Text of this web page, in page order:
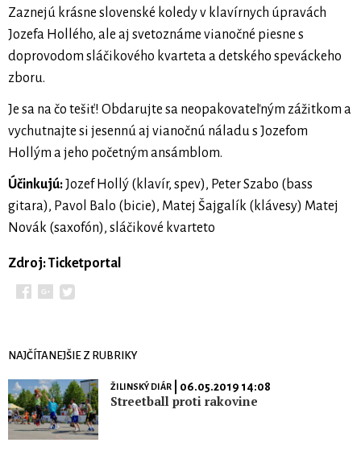
Zaznejú krásne slovenské koledy v klavírnych úpravách
Jozefa Hollého, ale aj svetoznáme vianočné piesne s
doprovodom sláčikového kvarteta a detského speváckeho
zboru.
Je sa na čo tešiť! Obdarujte sa neopakovateľným zážitkom a
vychutnajte si jesennú aj vianočnú náladu s Jozefom
Hollým a jeho početným ansámblom.
Účinkujú:Jozef Hollý (klavír, spev), Peter Szabo (bass
gitara), Pavol Balo (bicie), Matej Šajgalík (klávesy) Matej
Novák (saxofón), sláčikové kvarteto
Zdroj: Ticketportal
NAJČÍTANEJŠIE Z RUBRIKY
ŽILINSKÝ DIÁR| 06.05.2019 14:08
Streetball proti rakovine